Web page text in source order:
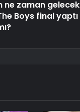
ne zaman gelecek
Boys final yaptı